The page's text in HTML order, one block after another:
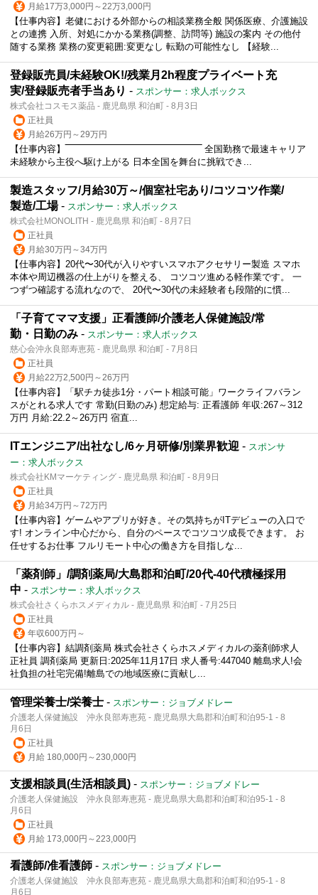
月給17万3,000円～22万3,000円
【仕事内容】老健における外部からの相談業務全般 関係医療、介護施設
との連携 入所、対処にかかる業務(調整、訪問等) 施設の案内 その他付
随する業務 業務の変更範囲:変更なし 転勤の可能性なし 【経験...
登録販売員/未経験OK!/残業月2h程度プライベート充
実/登録販売者手当あり - スポンサー：求人ボックス
株式会社コスモス薬品 - 鹿児島県 和泊町 - 8月3日
正社員
月給26万円～29万円
【仕事内容】‾‾‾‾‾‾‾‾‾‾‾‾‾‾‾‾‾‾‾‾‾‾‾‾‾‾‾‾‾‾‾‾‾‾‾‾‾‾‾‾‾‾‾‾‾‾‾‾ 全国勤務で最速キャリア
未経験から主役へ駆け上がる 日本全国を舞台に挑戦でき...
製造スタッフ/月給30万～/個室社宅あり/コツコツ作業/
製造/工場- スポンサー：求人ボックス
株式会社MONOLITH - 鹿児島県 和泊町 - 8月7日
正社員
月給30万円～34万円
【仕事内容】20代〜30代が入りやすいスマホアクセサリー製造 スマホ
本体や周辺機器の仕上がりを整える、 コツコツ進める軽作業です。 一
つずつ確認する流れなので、 20代〜30代の未経験者も段階的に慣...
「子育てママ支援」正看護師/介護老人保健施設/常
勤・日勤のみ - スポンサー：求人ボックス
慈心会沖永良部寿恵苑 - 鹿児島県 和泊町 - 7月8日
正社員
月給22万2,500円～26万円
【仕事内容】「駅チカ徒歩1分・パート相談可能」ワークライフバラン
スがとれる求人です 常勤(日勤のみ) 想定給与: 正看護師 年収:267～312
万円 月給:22.2～26万円 宿直...
ITエンジニア/出社なし/6ヶ月研修/別業界歓迎 - スポンサ
ー：求人ボックス
株式会社KMマーケティング - 鹿児島県 和泊町 - 8月9日
正社員
月給34万円～72万円
【仕事内容】ゲームやアプリが好き。その気持ちがITデビューの入口で
す! オンライン中心だから、自分のペースでコツコツ成長できます。 お
任せするお仕事 フルリモート中心の働き方を目指しな...
「薬剤師」/調剤薬局/大島郡和泊町/20代-40代積極採用
中 - スポンサー：求人ボックス
株式会社さくらホスメディカル - 鹿児島県 和泊町 - 7月25日
正社員
年収600万円～
【仕事内容】結調剤薬局 株式会社さくらホスメディカルの薬剤師求人
正社員 調剤薬局 更新日:2025年11月17日 求人番号:447040 離島求人!会
社負担の社宅完備!離島での地域医療に貢献し...
管理栄養士/栄養士 - スポンサー：ジョブメドレー
介護老人保健施設 沖永良部寿恵苑 - 鹿児島県大島郡和泊町和泊95-1 - 8
月6日
正社員
月給 180,000円～230,000円
支援相談員(生活相談員) - スポンサー：ジョブメドレー
介護老人保健施設 沖永良部寿恵苑 - 鹿児島県大島郡和泊町和泊95-1 - 8
月6日
正社員
月給 173,000円～223,000円
看護師/准看護師 - スポンサー：ジョブメドレー
介護老人保健施設 沖永良部寿恵苑 - 鹿児島県大島郡和泊町和泊95-1 - 8
月6日